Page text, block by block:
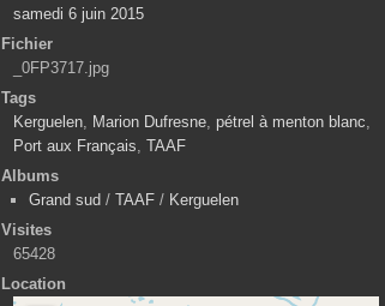
samedi 6 juin 2015
Fichier
_0FP3717.jpg
Tags
Kerguelen
Marion Dufresne pétrel à menton blanc
Port aux Français TAAF
Albums
Grand sud / TAAF / Kerguelen
Visites
65428
Location